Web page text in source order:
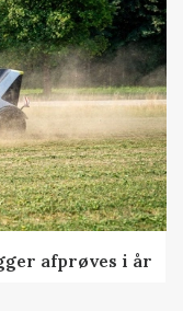
afprøves i år